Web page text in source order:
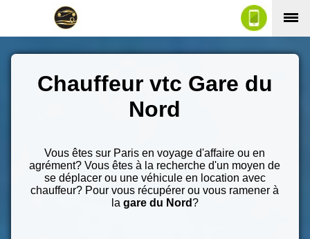
Chauffeur vtc Gare du
Nord
Vous êtes sur Paris en voyage d'affaire ou en
agrément? Vous êtes à la recherche d'un moyen de
se déplacer ou une véhicule en location avec
chauffeur? Pour vous récupérer ou vous ramener à
la gare du Nord?